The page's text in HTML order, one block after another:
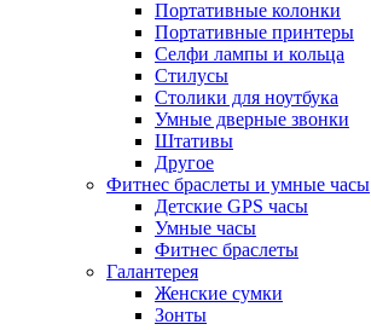
Портативные колонки
Портативные принтеры
Селфи лампы и кольца
Стилусы
Столики для ноутбука
Умные дверные звонки
Штативы
Другое
Фитнес браслеты и умные часы
Детские GPS часы
Умные часы
Фитнес браслеты
Галантерея
Женские сумки
Зонты